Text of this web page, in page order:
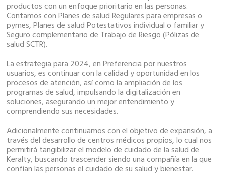
productos con un enfoque prioritario en las personas.
Contamos con Planes de salud Regulares para empresas o
pymes, Planes de salud Potestativos individual o familiar y
Seguro complementario de Trabajo de Riesgo (Pólizas de
salud SCTR).
La estrategia para 2024, en Preferencia por nuestros
usuarios, es continuar con la calidad y oportunidad en los
procesos de atención, así como la ampliación de los
programas de salud, impulsando la digitalización en
soluciones, asegurando un mejor entendimiento y
comprendiendo sus necesidades.
Adicionalmente continuamos con el objetivo de expansión, a
través del desarrollo de centros médicos propios, lo cual nos
permitirá tangibilizar el modelo de cuidado de la salud de
Keralty, buscando trascender siendo una compañía en la que
confían las personas el cuidado de su salud y bienestar.